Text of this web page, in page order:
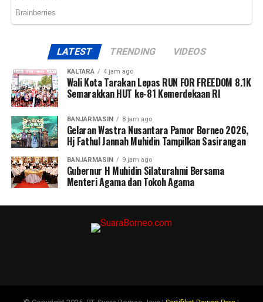
LATEST TRENDING VIDEOS
KALTARA 4 jam ago
Wali Kota Tarakan Lepas RUN FOR FREEDOM 8.1K
Semarakkan HUT ke-81 Kemerdekaan RI
BANJARMASIN 8 jam ago
Gelaran Wastra Nusantara Pamor Borneo 2026,
Hj Fathul Jannah Muhidin Tampilkan Sasirangan
BANJARMASIN 9 jam ago
Gubernur H Muhidin Silaturahmi Bersama
Menteri Agama dan Tokoh Agama